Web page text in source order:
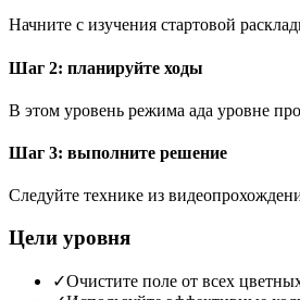
Начните с изучения стартовой
Шаг 2: планируйте ходы
В этом уровень режима ада уровне
Шаг 3: выполните решение
Следуйте технике из
Цели уровня
✓Очистите поле от всех